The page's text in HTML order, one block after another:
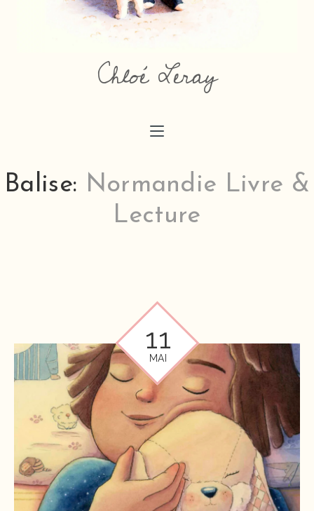
Chloé Leray
Balise: Normandie Livre &
Lecture
11
MAI